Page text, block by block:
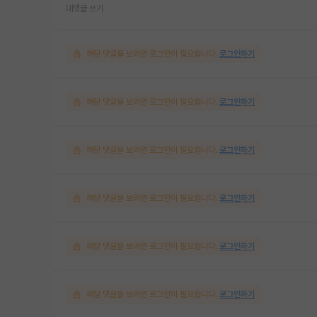
대댓글 쓰기
해당 댓글을 보려면 로그인이 필요합니다. 로그인하기
해당 댓글을 보려면 로그인이 필요합니다. 로그인하기
해당 댓글을 보려면 로그인이 필요합니다. 로그인하기
해당 댓글을 보려면 로그인이 필요합니다. 로그인하기
해당 댓글을 보려면 로그인이 필요합니다. 로그인하기
해당 댓글을 보려면 로그인이 필요합니다. 로그인하기